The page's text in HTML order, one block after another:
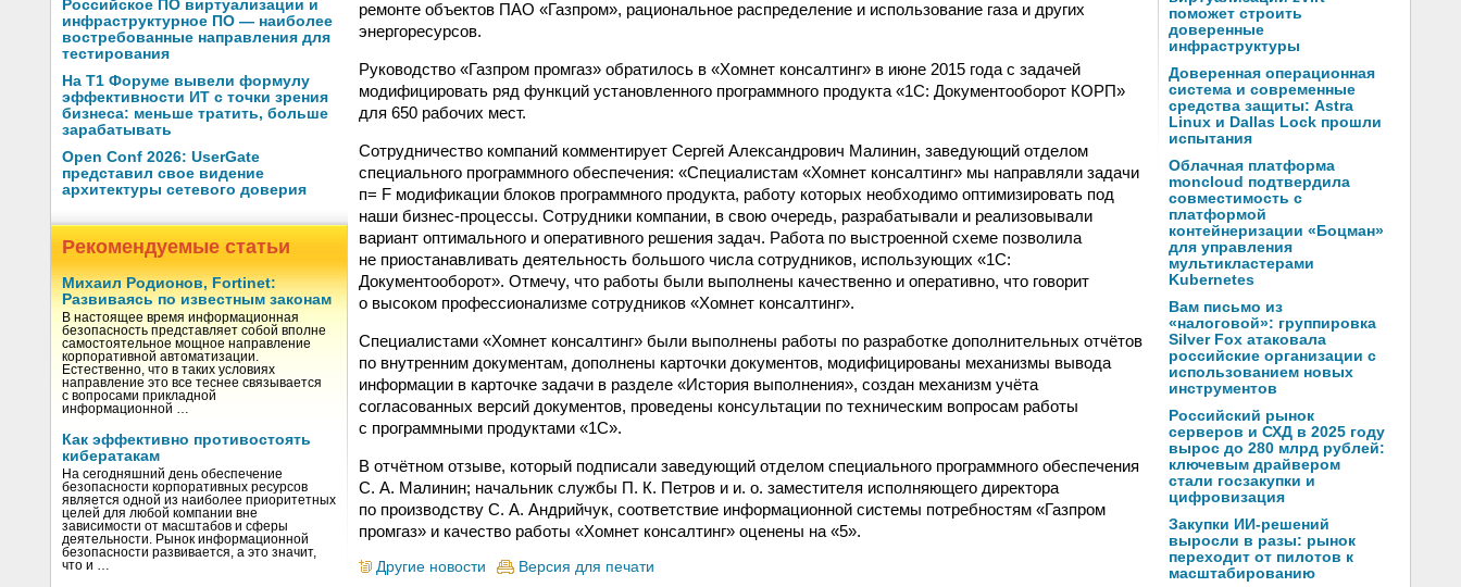
Российское ПО виртуализации и
инфраструктурное ПО — наиболее
востребованные направления для
тестирования
На Т1 Форуме вывели формулу
эффективности ИТ с точки зрения
бизнеса: меньше тратить, больше
зарабатывать
Open Conf 2026: UserGate
представил свое видение
архитектуры сетевого доверия
Рекомендуемые статьи
Михаил Родионов, Fortinet:
Развиваясь по известным законам
В настоящее время информационная
безопасность представляет собой вполне
самостоятельное мощное направление
корпоративной автоматизации.
Естественно, что в таких условиях
направление это все теснее связывается
с вопросами прикладной
информационной …
Как эффективно противостоять
кибератакам
На сегодняшний день обеспечение
безопасности корпоративных ресурсов
является одной из наиболее приоритетных
целей для любой компании вне
зависимости от масштабов и сферы
деятельности. Рынок информационной
безопасности развивается, а это значит,
что и …
ремонте объектов ПАО «Газпром», рациональное распределение и использование газа и других
энергоресурсов.
Руководство «Газпром промгаз» обратилось в «Хомнет консалтинг» в июне 2015 года с задачей
модифицировать ряд функций установленного программного продукта «1С: Документооборот КОРП»
для 650 рабочих мест.
Сотрудничество компаний комментирует Сергей Александрович Малинин, заведующий отделом
специального программного обеспечения: «Специалистам «Хомнет консалтинг» мы направляли задачи
п= F модификации блоков программного продукта, работу которых необходимо оптимизировать под
наши бизнес-процессы. Сотрудники компании, в свою очередь, разрабатывали и реализовывали
вариант оптимального и оперативного решения задач. Работа по выстроенной схеме позволила
не приостанавливать деятельность большого числа сотрудников, использующих «1С:
Документооборот». Отмечу, что работы были выполнены качественно и оперативно, что говорит
о высоком профессионализме сотрудников «Хомнет консалтинг».
Специалистами «Хомнет консалтинг» были выполнены работы по разработке дополнительных отчётов
по внутренним документам, дополнены карточки документов, модифицированы механизмы вывода
информации в карточке задачи в разделе «История выполнения», создан механизм учёта
согласованных версий документов, проведены консультации по техническим вопросам работы
с программными продуктами «1С».
В отчётном отзыве, который подписали заведующий отделом специального программного обеспечения
С. А. Малинин; начальник службы П. К. Петров и и. о. заместителя исполняющего директора
по производству С. А. Андрийчук, соответствие информационной системы потребностям «Газпром
промгаз» и качество работы «Хомнет консалтинг» оценены на «5».
Другие новости Версия для печати
поможет строить
доверенные
инфраструктуры
Доверенная операционная
система и современные
средства защиты: Astra
Linux и Dallas Lock прошли
испытания
Облачная платформа
moncloud подтвердила
совместимость с
платформой
контейнеризации «Боцман»
для управления
мультикластерами
Kubernetes
Вам письмо из
«налоговой»: группировка
Silver Fox атаковала
российские организации с
использованием новых
инструментов
Российский рынок
серверов и СХД в 2025 году
вырос до 280 млрд рублей:
ключевым драйвером
стали госзакупки и
цифровизация
Закупки ИИ-решений
выросли в разы: рынок
переходит от пилотов к
масштабированию